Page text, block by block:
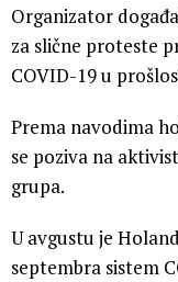
Organizator
za slične proteste
COVID-19 u
Prema navodima
se poziva na
grupa.
U avgustu je
septembra sistem